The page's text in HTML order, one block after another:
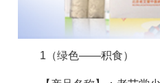
1（绿色——积食）